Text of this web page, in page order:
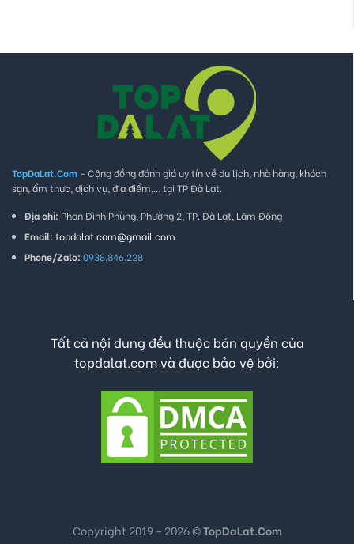
TopDaLat.Com - Cộng đồng đánh giá uy tín về du lịch, nhà hàng, khách
sạn, ẩm thực, dịch vụ, địa điểm,... tại TP Đà Lạt.
Địa chỉ: Phan Đình Phùng, Phường 2, TP. Đà Lạt, Lâm Đồng
Email: topdalat.com@gmail.com
Phone/Zalo: 0938.846.228
Tất cả nội dung đều thuộc bản quyền của
topdalat.com và được bảo vệ bởi:
Copyright 2019 - 2026 ©TopDaLat.Com